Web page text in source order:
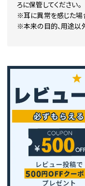
ろに保管してください。
※耳に異常を感じた場
※本来の目的、用途以